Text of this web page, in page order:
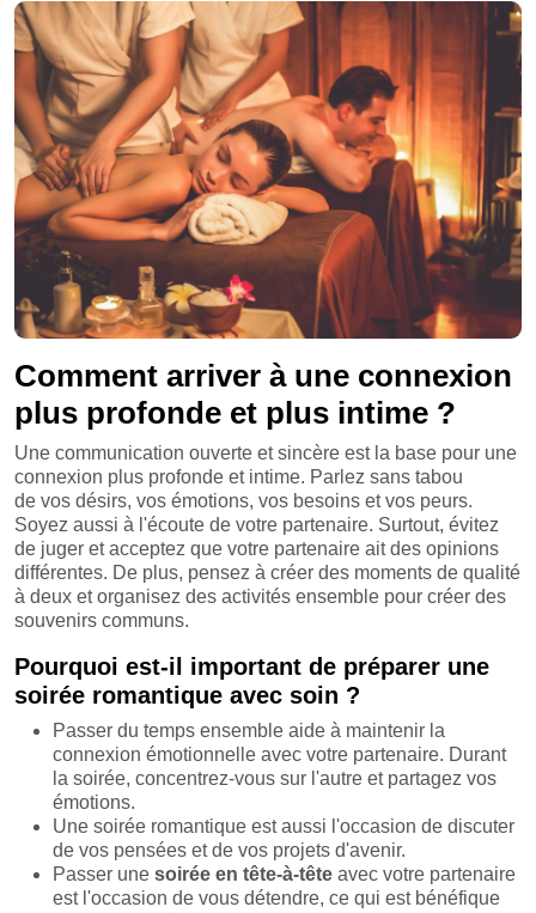
Comment arriver à une connexion
plus profonde et plus intime ?
Une communication ouverte et sincère est la base pour une
connexion plus profonde et intime. Parlez sans tabou
de vos désirs, vos émotions, vos besoins et vos peurs.
Soyez aussi à l'écoute de votre partenaire. Surtout, évitez
de juger et acceptez que votre partenaire ait des opinions
différentes. De plus, pensez à créer des moments de qualité
à deux et organisez des activités ensemble pour créer des
souvenirs communs.
Pourquoi est-il important de préparer une
soirée romantique avec soin ?
Passer du temps ensemble aide à maintenir la
connexion émotionnelle avec votre partenaire. Durant
la soirée, concentrez-vous sur l'autre et partagez vos
émotions.
Une soirée romantique est aussi l'occasion de discuter
de vos pensées et de vos projets d'avenir.
Passer une soirée en tête-à-tête avec votre partenaire
est l'occasion de vous détendre, ce qui est bénéfique